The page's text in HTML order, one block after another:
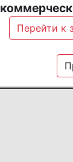
Перейти к